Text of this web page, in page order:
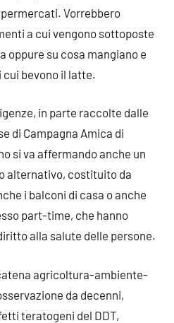
Vorrebbero
a cui vengono sottoposte
oppure su cosa mangiano e
cui bevono il latte.
in parte raccolte dalle
di Campagna Amica di
si va affermando anche un
alternativo, costituito da
i balconi di casa o anche
part-time, che hanno
alla salute delle persone.
agricoltura-ambiente-
da decenni,
teratogeni del DDT,